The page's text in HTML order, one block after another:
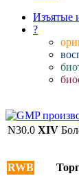
Изъятые
?
N30.0 XIV
RWB